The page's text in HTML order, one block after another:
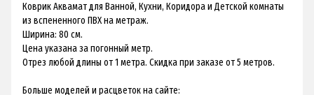
Коврик Аквамат для Ванной, Кухни, Коридора и Детской комнаты
из вспененного ПВХ на метраж.
Ширина: 80 см.
Цена указана за погонный метр.
Отрез любой длины от 1 метра. Скидка при заказе от 5 метров.
Больше моделей и расцветок на сайте: